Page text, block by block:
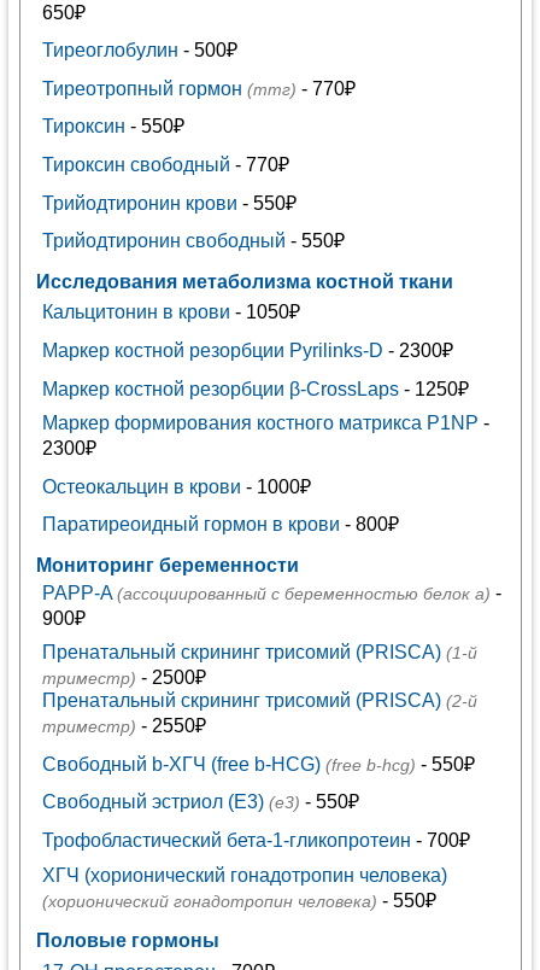
650₽
Тиреоглобулин - 500₽
Тиреотропный гормон (ттг) - 770₽
Тироксин - 550₽
Тироксин свободный - 770₽
Трийодтиронин крови - 550₽
Трийодтиронин свободный - 550₽
Исследования метаболизма костной ткани
Кальцитонин в крови - 1050₽
Маркер костной резорбции Pyrilinks-D - 2300₽
Маркер костной резорбции β-CrossLaps- 1250₽
Маркер формирования костного матрикса P1NP -
2300₽
Остеокальцин в крови - 1000₽
Паратиреоидный гормон в крови - 800₽
Мониторинг беременности
PAPP-A (ассоциированный с беременностью белок а) -
900₽
Пренатальный скрининг трисомий (PRISCA) (1-й
триместр) - 2500₽
Пренатальный скрининг трисомий (PRISCA) (2-й
триместр) - 2550₽
Свободный b-ХГЧ (free b-HCG) (free b-hcg) - 550₽
Свободный эстриол (Е3) (е3) - 550₽
Трофобластический бета-1-гликопротеин - 700₽
ХГЧ (хорионический гонадотропин человека)
(хорионический гонадотропин человека) - 550₽
Половые гормоны